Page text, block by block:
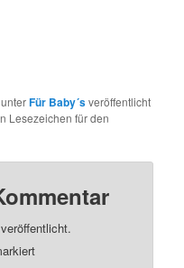
unterFür Baby´sveröffentlicht
Lesezeichen für den